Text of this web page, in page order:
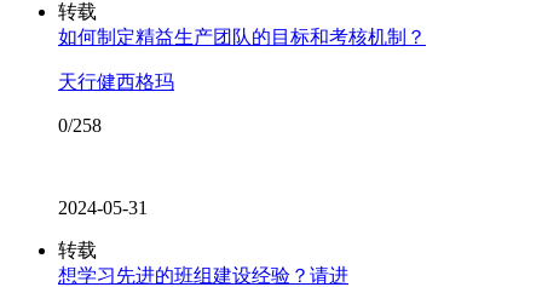
转载
如何制定精益生产团队的目标和考核机制？
天行健西格玛
0/258
2024-05-31
转载
想学习先进的班组建设经验？请进